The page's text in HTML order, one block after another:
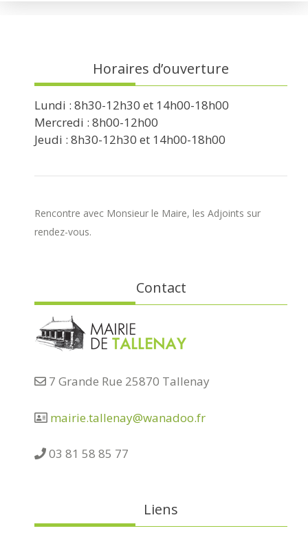
Horaires d’ouverture
Lundi : 8h30-12h30 et 14h00-18h00
Mercredi : 8h00-12h00
Jeudi : 8h30-12h30 et 14h00-18h00
Rencontre avec Monsieur le Maire, les Adjoints sur
rendez-vous.
Contact
7 Grande Rue 25870 Tallenay
mairie.tallenay@wanadoo.fr
03 81 58 85 77
Liens